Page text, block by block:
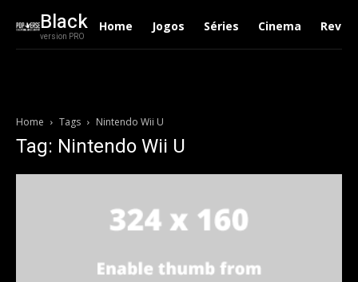
Black
version PRO
Home Jogos Séries Cinema
Home Tags Nintendo Wii U
Tag: Nintendo Wii U